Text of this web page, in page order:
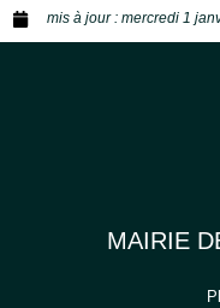
mis à jour : mercredi 1
MAIRIE